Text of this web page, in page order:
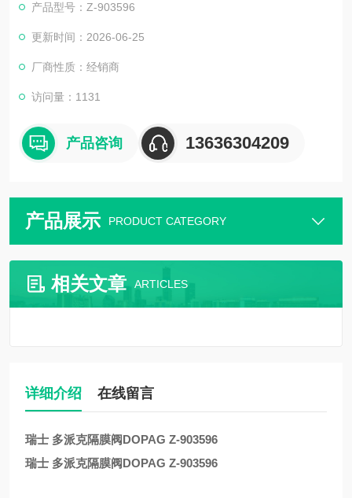
DOPAG定量阀、DOPAG减压阀、DOPAG计量阀、DOPAG隔膜
阀、DOPAG油脂泵、DOPAG密封圈等。
产品型号：Z-903596
更新时间：2026-06-25
厂商性质：经销商
访问量：1131
产品咨询 13636304209
产品展示 PRODUCT CATEGORY
相关文章 ARTICLES
详细介绍 在线留言
瑞士 多派克隔膜阀DOPAG Z-903596
瑞士 多派克隔膜阀DOPAG Z-903596